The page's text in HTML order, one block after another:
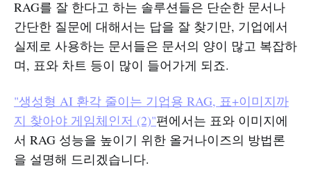
데요. 오픈AI vs. 올거나이즈, 복잡한
표에서 답을 잘 찾는 솔루션은 무엇이
었을까요? 비교해서 바로 보여드립니
다.
RAG를 잘 한다고 하는 솔루션들은 단순한 문서나
간단한 질문에 대해서는 답을 잘 찾기만, 기업에서
실제로 사용하는 문서들은 문서의 양이 많고 복잡하
며, 표와 차트 등이 많이 들어가게 되죠.
"생성형 AI 환각 줄이는 기업용 RAG, 표+이미지까
지 찾아야 게임체인저 (2)"편에서는 표와 이미지에
서 RAG 성능을 높이기 위한 올거나이즈의 방법론
을 설명해 드리겠습니다.